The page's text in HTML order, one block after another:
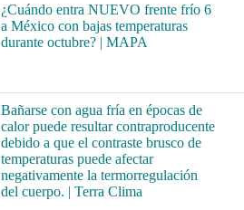
¿Cuándo entra NUEVO frente frío 6
a México con bajas temperaturas
durante octubre? | MAPA
Bañarse con agua fría en épocas de
calor puede resultar contraproducente
debido a que el contraste brusco de
temperaturas puede afectar
negativamente la termorregulación
del cuerpo. | Terra Clima